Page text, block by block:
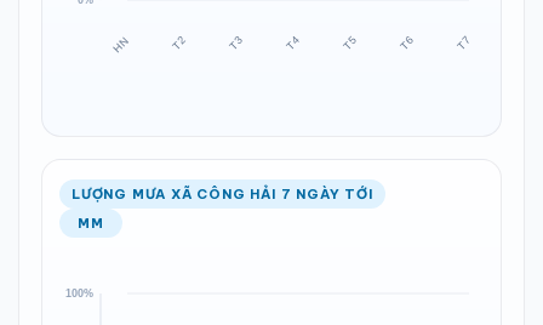
LƯỢNG MƯA XÃ CÔNG HẢI 7 NGÀY TỚI
MM